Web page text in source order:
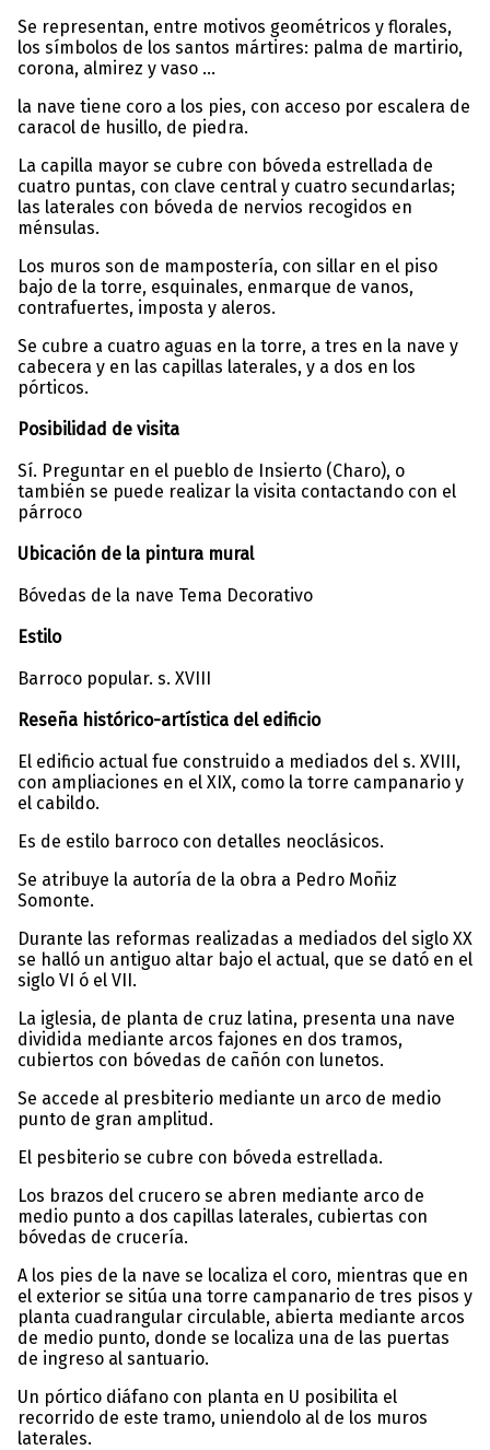
Se representan, entre motivos geométricos y florales,
los símbolos de los santos mártires: palma de martirio,
corona, almirez y vaso ...
la nave tiene coro a los pies, con acceso por escalera de
caracol de husillo, de piedra.
La capilla mayor se cubre con bóveda estrellada de
cuatro puntas, con clave central y cuatro secundarlas;
las laterales con bóveda de nervios recogidos en
ménsulas.
Los muros son de mampostería, con sillar en el piso
bajo de la torre, esquinales, enmarque de vanos,
contrafuertes, imposta y aleros.
Se cubre a cuatro aguas en la torre, a tres en la nave y
cabecera y en las capillas laterales, y a dos en los
pórticos.
Posibilidad de visita
Sí. Preguntar en el pueblo de Insierto (Charo), o
también se puede realizar la visita contactando con el
párroco
Ubicación de la pintura mural
Bóvedas de la nave Tema Decorativo
Estilo
Barroco popular. s. XVIII
Reseña histórico-artística del edificio
El edificio actual fue construido a mediados del s. XVIII,
con ampliaciones en el XIX, como la torre campanario y
el cabildo.
Es de estilo barroco con detalles neoclásicos.
Se atribuye la autoría de la obra a Pedro Moñiz
Somonte.
Durante las reformas realizadas a mediados del siglo XX
se halló un antiguo altar bajo el actual, que se dató en el
siglo VI ó el VII.
La iglesia, de planta de cruz latina, presenta una nave
dividida mediante arcos fajones en dos tramos,
cubiertos con bóvedas de cañón con lunetos.
Se accede al presbiterio mediante un arco de medio
punto de gran amplitud.
El pesbiterio se cubre con bóveda estrellada.
Los brazos del crucero se abren mediante arco de
medio punto a dos capillas laterales, cubiertas con
bóvedas de crucería.
A los pies de la nave se localiza el coro, mientras que en
el exterior se sitúa una torre campanario de tres pisos y
planta cuadrangular circulable, abierta mediante arcos
de medio punto, donde se localiza una de las puertas
de ingreso al santuario.
Un pórtico diáfano con planta en U posibilita el
recorrido de este tramo, uniendolo al de los muros
laterales.